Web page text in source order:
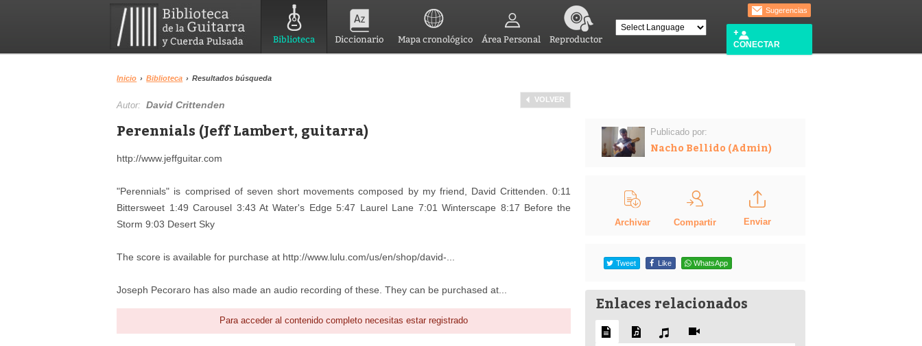
Biblioteca Diccionario Mapa cronológico Área Personal Reproductor
Sugerencias
CONECTAR
Inicio › Biblioteca › Resultados búsqueda
VOLVER
Autor:David Crittenden
Perennials (Jeff Lambert, guitarra)
http://www.jeffguitar.com
"Perennials" is comprised of seven short movements composed by my friend, David Crittenden. 0:11
Bittersweet 1:49 Carousel 3:43 At Water's Edge 5:47 Laurel Lane 7:01 Winterscape 8:17 Before the
Storm 9:03 Desert Sky
The score is available for purchase at http://www.lulu.com/us/en/shop/david-...
Joseph Pecoraro has also made an audio recording of these. They can be purchased at...
Para acceder al contenido completo necesitas estar registrado
Publicado por:
Nacho Bellido (Admin)
Archivar Compartir Enviar
Tweet Like WhatsApp
Enlaces relacionados